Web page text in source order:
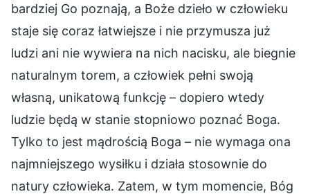
bardziej Go poznają, a Boże dzieło w człowieku
staje się coraz łatwiejsze i nie przymusza już
ludzi ani nie wywiera na nich nacisku, ale biegnie
naturalnym torem, a człowiek pełni swoją
własną, unikatową funkcję – dopiero wtedy
ludzie będą w stanie stopniowo poznać Boga.
Tylko to jest mądrością Boga – nie wymaga ona
najmniejszego wysiłku i działa stosownie do
natury człowieka. Zatem, w tym momencie, Bóg